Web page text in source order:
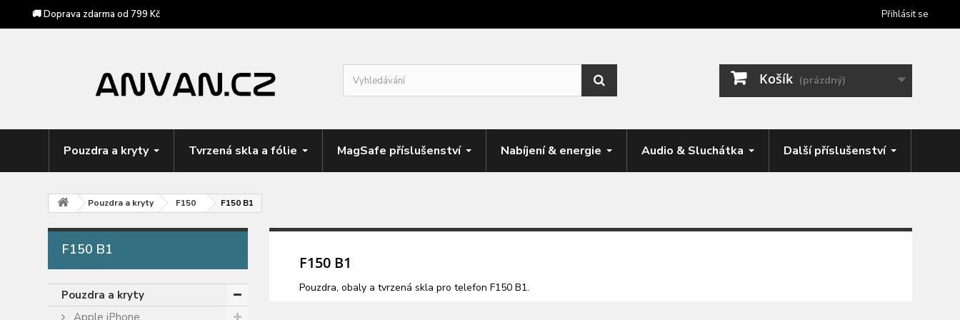
🚚 Doprava zdarma od 799 Kč Přihlásit se
Košík (prázdný)
Pouzdra a kryty Tvrzená skla a fólie MagSafe příslušenství Nabíjení & energie Audio & Sluchátka Další příslušenství
Pouzdra a kryty F150 F150 B1
F150 B1
Pouzdra a kryty
Apple iPhone
F150 B1
Pouzdra, obaly a tvrzená skla pro telefon F150 B1.